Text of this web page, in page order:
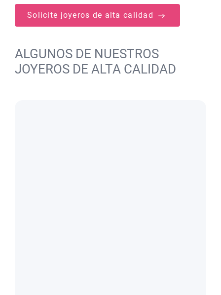
Solicite joyeros de alta calidad
ALGUNOS DE NUESTROS
JOYEROS DE ALTA CALIDAD